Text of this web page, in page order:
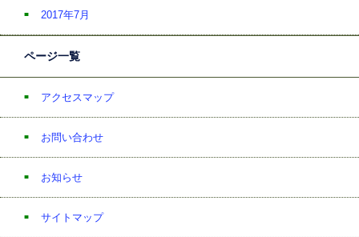
2017年7月
ページ一覧
アクセスマップ
お問い合わせ
お知らせ
サイトマップ